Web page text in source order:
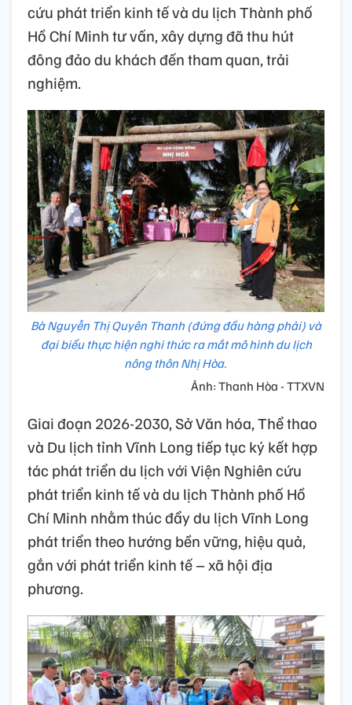
cứu phát triển kinh tế và du lịch Thành phố
Hồ Chí Minh tư vấn, xây dựng đã thu hút
đông đảo du khách đến tham quan, trải
nghiệm.
Bà Nguyễn Thị Quyên Thanh (đứng đầu hàng phải) và
đại biểu thực hiện nghi thức ra mắt mô hình du lịch
nông thôn Nhị Hòa.
Ảnh: Thanh Hòa - TTXVN
Giai đoạn 2026-2030, Sở Văn hóa, Thể thao
và Du lịch tỉnh Vĩnh Long tiếp tục ký kết hợp
tác phát triển du lịch với Viện Nghiên cứu
phát triển kinh tế và du lịch Thành phố Hồ
Chí Minh nhằm thúc đẩy du lịch Vĩnh Long
phát triển theo hướng bền vững, hiệu quả,
gắn với phát triển kinh tế – xã hội địa
phương.